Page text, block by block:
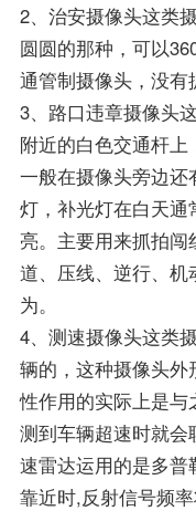
2、治安摄像头这类
圆圆的那种，可以
通管制摄像头，没有
3、路口违章摄像头
附近的白色交通杆上
一般在摄像头旁边
灯，补光灯在白天
亮。主要用来抓拍
道、压线、逆行、
为。
4、测速摄像头这类
辆的，这种摄像头外
性作用的实际上是
测到车辆超速时就
速雷达运用的是多
靠近时,反射信号频